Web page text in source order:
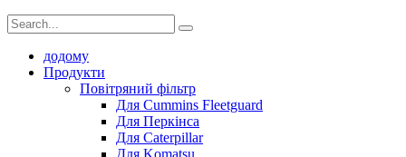
додому
Продукти
Повітряний фільтр
Для Cummins Fleetguard
Для Перкінса
Для Caterpillar
Для Komatsu